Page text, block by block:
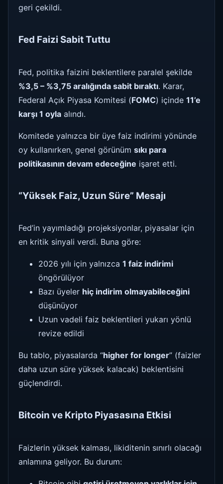
geri çekildi.
Fed Faizi Sabit Tuttu
Fed, politika faizini beklentilere paralel şekilde
%3,5 – %3,75 aralığında sabit bıraktı. Karar,
Federal Açık Piyasa Komitesi (FOMC) içinde 11’e
karşı 1 oyla alındı.
Komitede yalnızca bir üye faiz indirimi yönünde
oy kullanırken, genel görünüm sıkı para
politikasının devam edeceğine işaret etti.
“Yüksek Faiz, Uzun Süre” Mesajı
Fed’in yayımladığı projeksiyonlar, piyasalar için
en kritik sinyali verdi. Buna göre:
2026 yılı için yalnızca 1 faiz indirimi
öngörülüyor
Bazı üyeler hiç indirim olmayabileceğini
düşünüyor
Uzun vadeli faiz beklentileri yukarı yönlü
revize edildi
Bu tablo, piyasalarda “higher for longer” (faizler
daha uzun süre yüksek kalacak) beklentisini
güçlendirdi.
Bitcoin ve Kripto Piyasasına Etkisi
Faizlerin yüksek kalması, likiditenin sınırlı olacağı
anlamına geliyor. Bu durum: